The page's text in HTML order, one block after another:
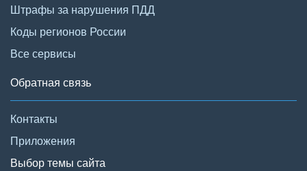
Штрафы за нарушения ПДД
Коды регионов России
Все сервисы
Обратная связь
Контакты
Приложения
Выбор темы сайта